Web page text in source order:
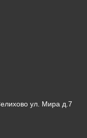
ул. Мира д.7